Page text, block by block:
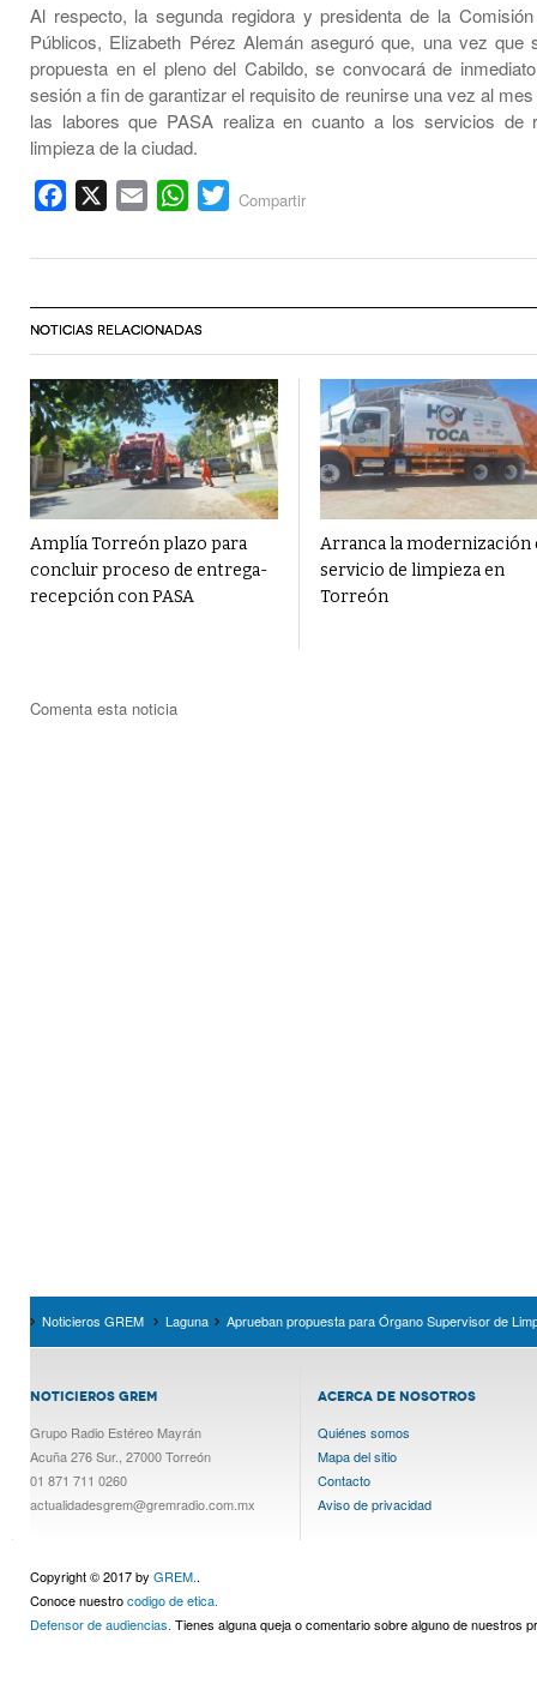
Al respecto, la segunda regidora y presidenta de la
Públicos, Elizabeth Pérez Alemán aseguró que, una vez que
propuesta en el pleno del Cabildo, se convocará de
sesión a fin de garantizar el requisito de reunirse una vez al
las labores que PASA realiza en cuanto a los servicios de
limpieza de la ciudad.
Facebook Email WhatsApp
Twitter
Compartir
NOTICIAS RELACIONADAS
Amplía Torreón plazo para
concluir proceso de entrega-
recepción con PASA
Arranca la modernización
servicio de limpieza en
Torreón
Comenta esta noticia
Noticieros GREM Laguna Aprueban propuesta para Órgano Supervisor de
NOTICIEROS GREM
Grupo Radio Estéreo Mayrán
Acuña 276 Sur., 27000 Torreón
01 871 711 0260
actualidadesgrem@gremradio.com.mx
ACERCA DE NOSOTROS
Quiénes somos
Mapa del sitio
Contacto
Aviso de privacidad
Copyright © 2017 by GREM..
Conoce nuestrocodigo de etica.
Defensor de audiencias. Tienes alguna queja o comentario sobre alguno de nuestros